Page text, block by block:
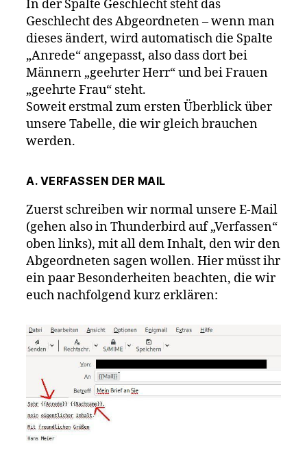
In der Spalte Geschlecht steht das
Geschlecht des Abgeordneten – wenn man
dieses ändert, wird automatisch die Spalte
„Anrede“ angepasst, also dass dort bei
Männern „geehrter Herr“ und bei Frauen
„geehrte Frau“ steht.
Soweit erstmal zum ersten Überblick über
unsere Tabelle, die wir gleich brauchen
werden.
A. VERFASSEN DER MAIL
Zuerst schreiben wir normal unsere E-Mail
(gehen also in Thunderbird auf „Verfassen“
oben links), mit all dem Inhalt, den wir den
Abgeordneten sagen wollen. Hier müsst ihr
ein paar Besonderheiten beachten, die wir
euch nachfolgend kurz erklären: